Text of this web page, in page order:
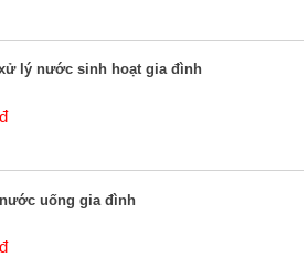
lý nước sinh hoạt gia đình
uống gia đình